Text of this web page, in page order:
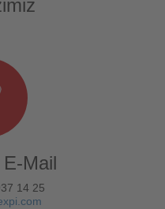
Mail
14 25